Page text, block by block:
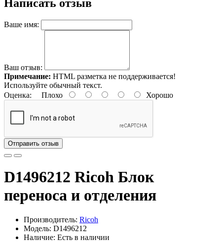
Написать отзыв
Ваше имя:
Ваш отзыв:
Примечание: HTML разметка не поддерживается!
Используйте обычный текст.
Оценка: Плохо Хорошо
Отправить отзыв
D1496212 Ricoh Блок
переноса и отделения
Производитель: Ricoh
Модель: D1496212
Наличие: Есть в наличии